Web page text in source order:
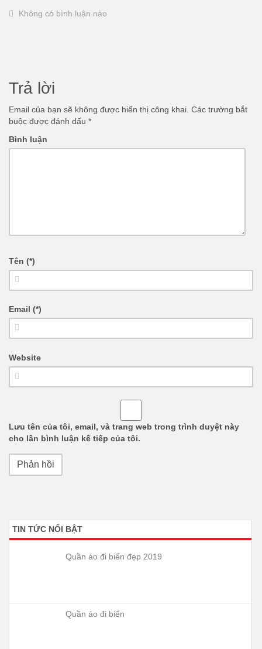
Không có bình luận nào
Trả lời
Email của bạn sẽ không được hiển thị công khai. Các trường bắt
buộc được đánh dấu *
Bình luận
Tên (*)
Email (*)
Website
Lưu tên của tôi, email, và trang web trong trình duyệt này
cho lần bình luận kế tiếp của tôi.
TIN TỨC NỔI BẬT
Quần áo đi biển đẹp 2019
Quần áo đi biển